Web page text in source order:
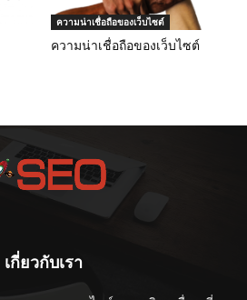
ความน่าเชื่อถือของเว็บไซต์
ความน่าเชื่อถือของเว็บไซต์
เกี่ยวกับเรา